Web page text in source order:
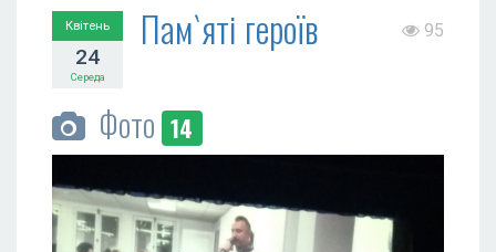
Квітень
24
Середа
Пам`яті героїв 95
Фото 14